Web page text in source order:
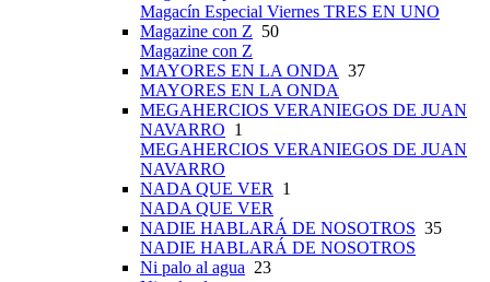
Magacín Especial Viernes TRES EN UNO
Magazine con Z 50
Magazine con Z
MAYORES EN LA ONDA 37
MAYORES EN LA ONDA
MEGAHERCIOS VERANIEGOS DE JUAN
NAVARRO 1
MEGAHERCIOS VERANIEGOS DE JUAN
NAVARRO
NADA QUE VER 1
NADA QUE VER
NADIE HABLARÁ DE NOSOTROS 35
NADIE HABLARÁ DE NOSOTROS
Ni palo al agua 23